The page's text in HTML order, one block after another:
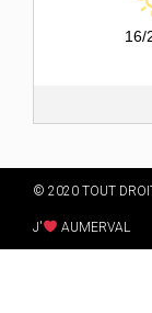
16/
© 2020 TOUT
J' AUMERVAL